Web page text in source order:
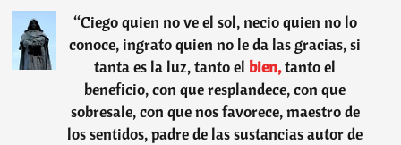
“Ciego quien no ve el sol, necio quien no lo
conoce, ingrato quien no le da las gracias, si
tanta es la luz, tanto el bien,tanto el
beneficio, con que resplandece, con que
sobresale, con que nos favorece, maestro de
los sentidos, padre de las sustancias autor de